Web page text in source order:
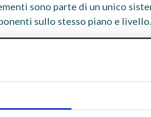
sono parte di un unico
sullo stesso piano e livello.
le cose”, capiamo subito che il
e si concretizza in un
che non sono altro che
che utilizziamo per